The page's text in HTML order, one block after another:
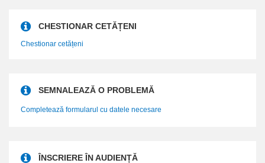
CHESTIONAR CETĂȚENI
Chestionar cetățeni
SEMNALEAZĂ O PROBLEMĂ
Completează formularul cu datele necesare
ÎNSCRIERE ÎN AUDIENȚĂ